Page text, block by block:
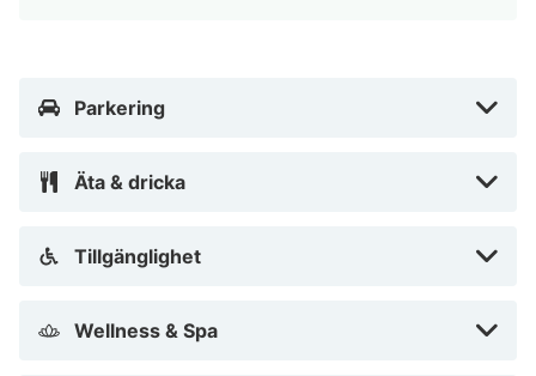
Parkering
Äta & dricka
Tillgänglighet
Wellness & Spa